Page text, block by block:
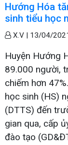
Hướng Hóa
sinh tiểu học
X.V | 13/04/
Huyện Hướng
89.000 người,
chiếm hơn
học sinh (HS)
(DTTS) đến
gian qua, cấp
đào tạo